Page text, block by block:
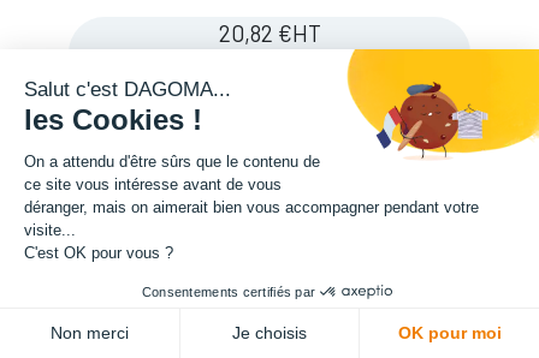
20,82 €HT
TVA comprise)
Soyez averti lorsque le produit est de
nouveau en stock
Salut c'est DAGOMA...
les Cookies !
On a attendu d'être sûrs que le contenu de
ce site vous intéresse avant de vous
déranger, mais on aimerait bien vous accompagner pendant votre
visite...
C'est OK pour vous ?
Consentements certifiés par
Non merci Je choisis OK pour moi